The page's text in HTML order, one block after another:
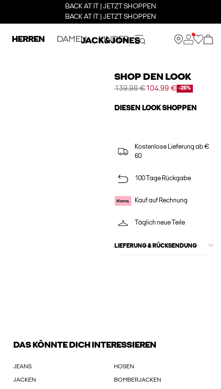
BACK AT IT | JETZT SHOPPEN
BACK AT IT | JETZT SHOPPEN
HERREN DAMEN KINDER
SHOP DEN LOOK
139.98 €104.99 € -25%
DIESEN LOOK SHOPPEN
Kostenlose Lieferung ab €
60
100 Tage Rückgabe
Kauf auf Rechnung
Täglich neue Teile
LIEFERUNG & RÜCKSENDUNG
DAS KÖNNTE DICH INTERESSIEREN
JEANS HOSEN
JACKEN BOMBERJACKEN